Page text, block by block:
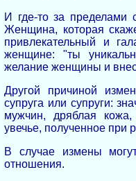
И где-то за пределами
Женщина, которая
привлекательный и
женщине: "ты
желание женщины и
Другой причиной
супруга или супруги:
мужчин, дряблая
увечье, полученное при
В случае измены
отношения.